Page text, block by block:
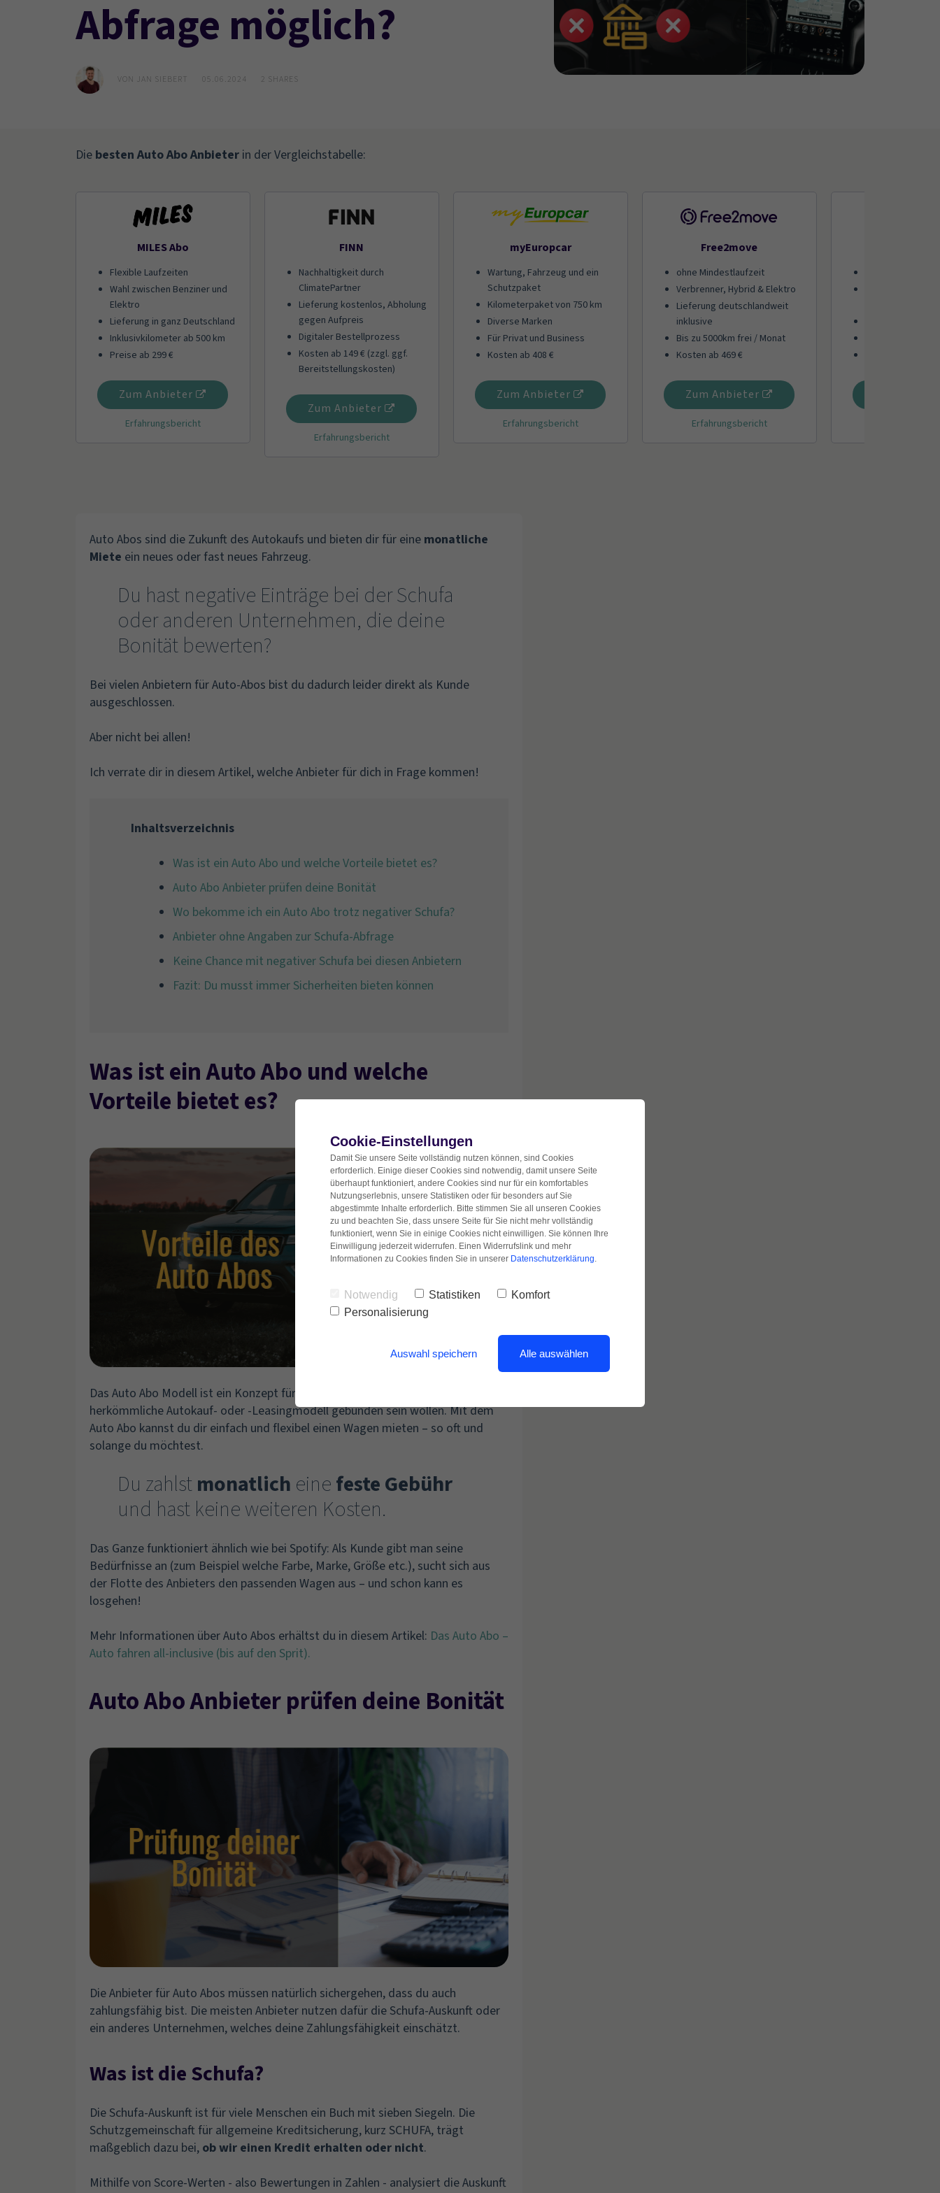
Abfrage möglich?
VON JAN SIEBERT 05.06.2024 2 SHARES
Die besten Auto Abo Anbieter in der Vergleichstabelle:
MILES Abo
Flexible Laufzeiten
Wahl zwischen Benziner und
Elektro
Lieferung in ganz Deutschland
Inklusivkilometer ab 500 km
Preise ab 299 €
Zum Anbieter
Erfahrungsbericht
FINN
Nachhaltigkeit durch
ClimatePartner
Lieferung kostenlos, Abholung
gegen Aufpreis
Digitaler Bestellprozess
Kosten ab 149 € (zzgl. ggf.
Bereitstellungskosten)
Zum Anbieter
Erfahrungsbericht
myEuropcar
Wartung, Fahrzeug und ein
Schutzpaket
Kilometerpaket von 750 km
Diverse Marken
Für Privat und Business
Kosten ab 408 €
Zum Anbieter
Erfahrungsbericht
Free2move
ohne Mindestlaufzeit
Verbrenner, Hybrid & Elektro
Lieferung deutschlandweit
inklusive
Bis zu 5000km frei / Monat
Kosten ab 469 €
Zum Anbieter
Erfahrungsbericht
Auto Abos sind die Zukunft des Autokaufs und bieten dir für eine monatliche
Miete ein neues oder fast neues Fahrzeug.
Du hast negative Einträge bei der Schufa
oder anderen Unternehmen, die deine
Bonität bewerten?
Bei vielen Anbietern für Auto-Abos bist du dadurch leider direkt als Kunde
ausgeschlossen.
Aber nicht bei allen!
Ich verrate dir in diesem Artikel, welche Anbieter für dich in Frage kommen!
Inhaltsverzeichnis
Was ist ein Auto Abo und welche Vorteile bietet es?
Auto Abo Anbieter prüfen deine Bonität
Wo bekomme ich ein Auto Abo trotz negativer Schufa?
Anbieter ohne Angaben zur Schufa-Abfrage
Keine Chance mit negativer Schufa bei diesen Anbietern
Fazit: Du musst immer Sicherheiten bieten können
Was ist ein Auto Abo und welche
Vorteile bietet es?
Das Auto Abo Modell ist ein Konzept für Menschen, die nicht mehr an das
herkömmliche Autokauf- oder -Leasingmodell gebunden sein wollen. Mit dem
Auto Abo kannst du dir einfach und flexibel einen Wagen mieten – so oft und
solange du möchtest.
Du zahlstmonatlich einefeste Gebühr
und hast keine weiteren Kosten.
Das Ganze funktioniert ähnlich wie bei Spotify: Als Kunde gibt man seine
Bedürfnisse an (zum Beispiel welche Farbe, Marke, Größe etc.), sucht sich aus
der Flotte des Anbieters den passenden Wagen aus – und schon kann es
losgehen!
Mehr Informationen über Auto Abos erhältst du in diesem Artikel: Das Auto Abo –
Auto fahren all-inclusive (bis auf den Sprit).
Auto Abo Anbieter prüfen deine Bonität
Die Anbieter für Auto Abos müssen natürlich sichergehen, dass du auch
zahlungsfähig bist. Die meisten Anbieter nutzen dafür die Schufa-Auskunft oder
ein anderes Unternehmen, welches deine Zahlungsfähigkeit einschätzt.
Was ist die Schufa?
Die Schufa-Auskunft ist für viele Menschen ein Buch mit sieben Siegeln. Die
Schutzgemeinschaft für allgemeine Kreditsicherung, kurz SCHUFA, trägt
maßgeblich dazu bei, ob wir einen Kredit erhalten oder nicht.
Mithilfe von Score-Werten - also Bewertungen in Zahlen - analysiert die Auskunft
Cookie-Einstellungen
Damit Sie unsere Seite vollständig nutzen können, sind Cookies
erforderlich. Einige dieser Cookies sind notwendig, damit unsere Seite
überhaupt funktioniert, andere Cookies sind nur für ein komfortables
Nutzungserlebnis, unsere Statistiken oder für besonders auf Sie
abgestimmte Inhalte erforderlich. Bitte stimmen Sie all unseren Cookies
zu und beachten Sie, dass unsere Seite für Sie nicht mehr vollständig
funktioniert, wenn Sie in einige Cookies nicht einwilligen. Sie können Ihre
Einwilligung jederzeit widerrufen. Einen Widerrufslink und mehr
Informationen zu Cookies finden Sie in unserer Datenschutzerklärung.
Notwendig Statistiken
Komfort
Personalisierung
Auswahl speichern Alle auswählen